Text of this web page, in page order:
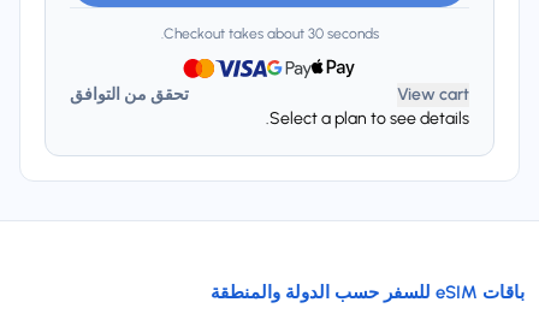
Checkout takes about 30 seconds.
View cart
تحقق من التوافق
Select a plan to see details.
باقات eSIM للسفر حسب الدولة والمنطقة